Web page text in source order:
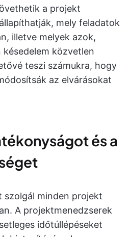
a projekt
mely feladatok
illetve melyek azok,
közvetlen
teszi számukra, hogy
az elvárásokat
és a
minden projekt
A projektmenedzserek
időtúllépéseket